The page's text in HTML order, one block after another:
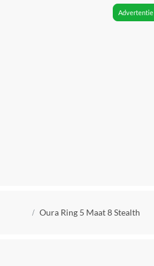
6430060157293
Advertentie
Kruimelpad
Oura Ring 5 Maat 8 Stealth